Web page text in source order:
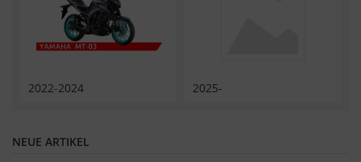
2022-2024 2025-
NEUE ARTIKEL